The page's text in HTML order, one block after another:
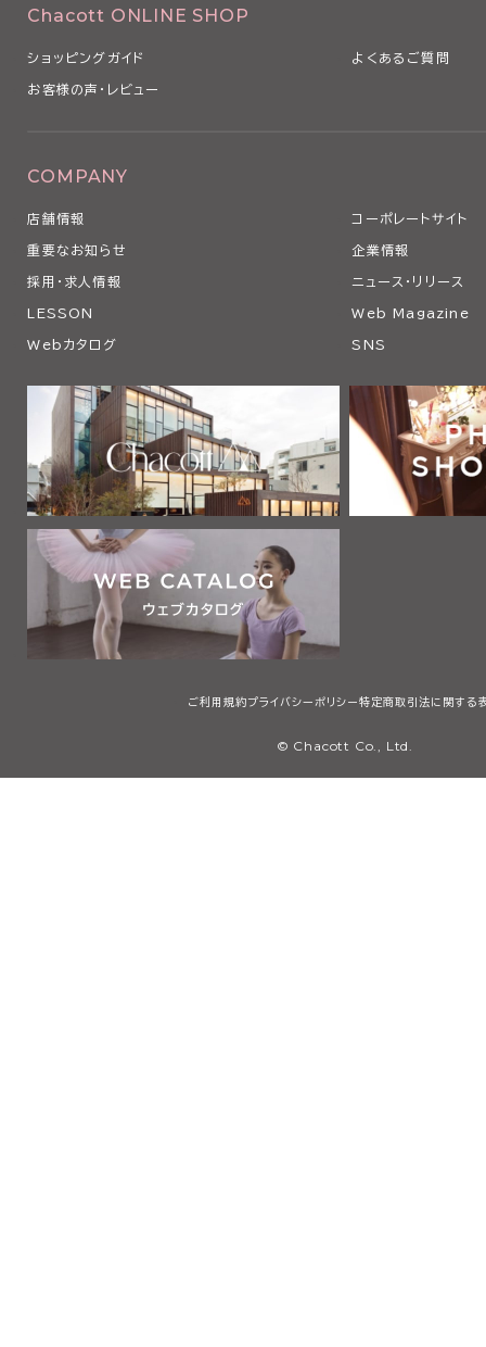
Chacott ONLINE SHOP
ショッピングガイド よくあるご質問
お客様の声・レビュー
COMPANY
店舗情報 コーポレートサイト
重要なお知らせ 企業情報
採用・求人情報 ニュース・リリース
LESSON Web Magazine
Webカタログ SNS
ご利用規約プライバシーポリシー 特定商取引法に関する
© Chacott Co., Ltd.